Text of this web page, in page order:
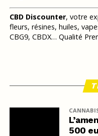
CBD Discounter, votre
fleurs, résines, huiles,
CBG9, CBDX… Qualité
500